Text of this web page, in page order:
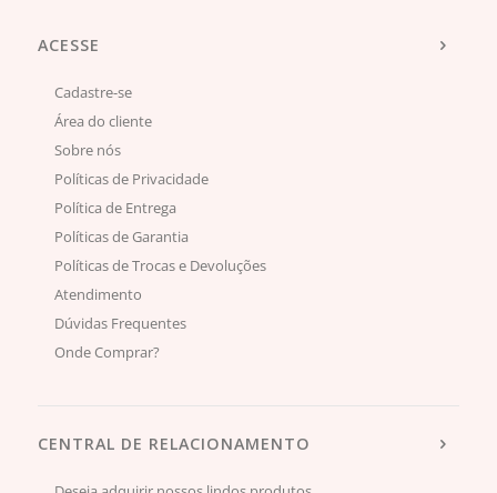
ACESSE
Cadastre-se
Área do cliente
Sobre nós
Políticas de Privacidade
Política de Entrega
Políticas de Garantia
Políticas de Trocas e Devoluções
Atendimento
Dúvidas Frequentes
Onde Comprar?
CENTRAL DE RELACIONAMENTO